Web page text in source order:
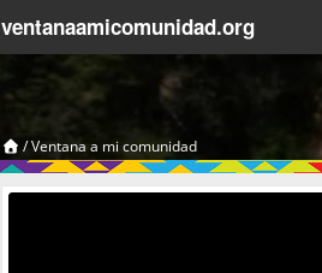
ventanaamicomunidad.org
/Ventana a mi comunidad